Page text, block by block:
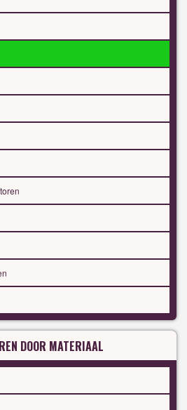
DOOR MATERIAAL